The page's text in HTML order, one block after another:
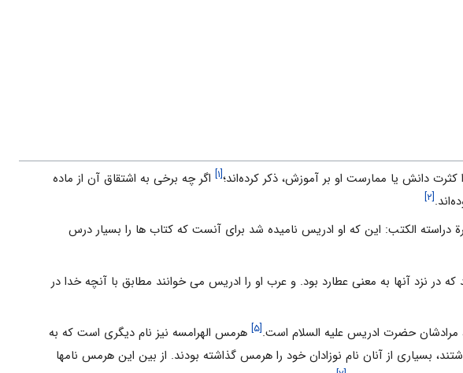
دانش یا ممارست او بر آموزش، ذکر کرده‌اند؛[۱]
اگر چه برخى به اشتقاق آن از ماده
[۲]
دراسته الکتب: این که او ادریس نامیده شد براى آنست که کتاب ها را بسیار درس
در نزد آنها به معنی عطارد بود. و عرب او را ادریس می خوانند مطابق با آنچه خدا در
حضرت ادریس علیه السلام است.[۵]
هرمس الهرامسه نیز نام دیگری است که به
بسیاری از آنان نام نوزادان خود را هرمس گذاشته بودند. از بین این هرمس نامها